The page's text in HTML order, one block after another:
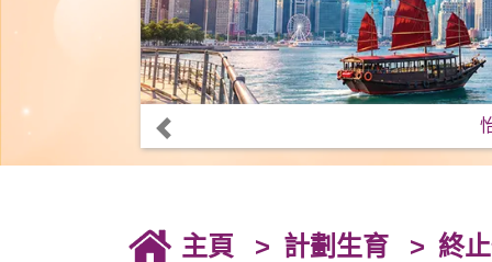
主頁 計劃生育 終